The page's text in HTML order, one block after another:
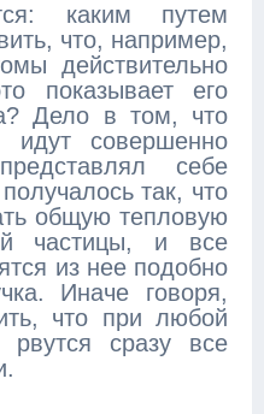
каким путем
что, например,
действительно
показывает его
Дело в том, что
идут совершенно
себе
так, что
общую тепловую
частицы, и все
из нее подобно
Иначе говоря,
что при любой
рвутся сразу все